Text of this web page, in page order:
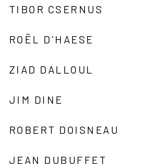
TIBOR CSERNUS
ROËL D'HAESE
ZIAD DALLOUL
JIM DINE
ROBERT DOISNEAU
JEAN DUBUFFET